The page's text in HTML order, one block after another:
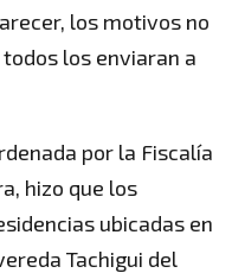
los motivos no
los enviaran a
por la Fiscalía
hizo que los
ubicadas en
Tachigui del